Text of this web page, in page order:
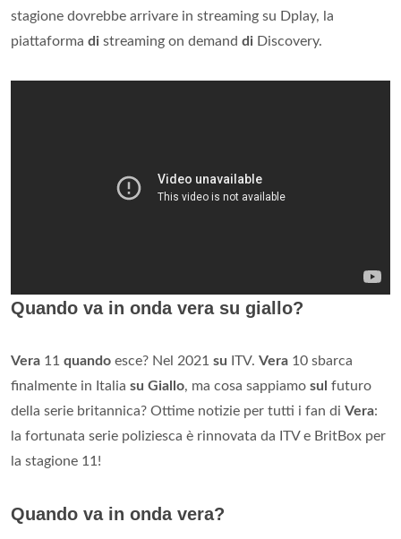
stagione dovrebbe arrivare in streaming su Dplay, la
piattaforma di streaming on demand di Discovery.
Quando va in onda vera su giallo?
Vera 11 quando esce? Nel 2021 su ITV. Vera 10 sbarca
finalmente in Italia su Giallo, ma cosa sappiamo sul futuro
della serie britannica? Ottime notizie per tutti i fan di Vera:
la fortunata serie poliziesca è rinnovata da ITV e BritBox per
la stagione 11!
Quando va in onda vera?